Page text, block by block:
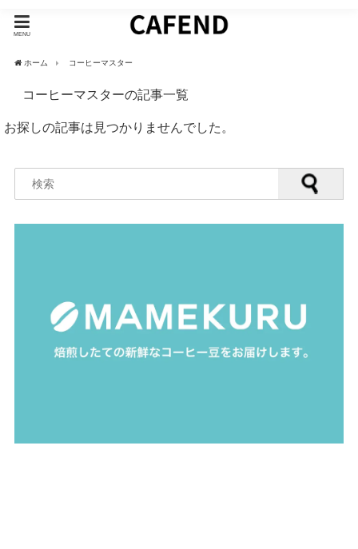
MENU
ホーム コーヒーマスター
コーヒーマスターの記事一覧
お探しの記事は見つかりませんでした。